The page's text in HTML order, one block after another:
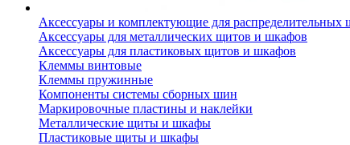
Аксессуары и комплектующие для
Аксессуары для металлических щитов и шкафов
Аксессуары для пластиковых щитов и шкафов
Клеммы винтовые
Клеммы пружинные
Компоненты системы сборных шин
Маркировочные пластины и наклейки
Металлические щиты и шкафы
Пластиковые щиты и шкафы